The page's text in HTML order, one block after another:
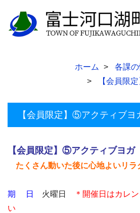
ホーム 各課の
【会員限
【会員限定】⑤アクティブヨ
【会員限定】⑤アクティブヨガ
たくさん動いた後に心地よいリラ
期 日 火曜日
＊開催日はカレ
い